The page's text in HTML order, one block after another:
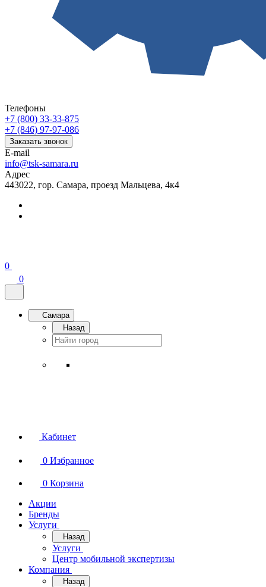
Телефоны
+7 (800) 33-33-875
+7 (846) 97-97-086
Заказать звонок
E-mail
info@tsk-samara.ru
Адрес
443022, гор. Самара, проезд Мальцева, 4к4
0
0
Самара
Назад
Кабинет
0 Избранное
0 Корзина
Акции
Бренды
Услуги
Назад
Услуги
Центр мобильной экспертизы
Компания
Назад